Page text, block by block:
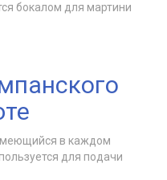
бокалом для мартини
в каждом
для подачи